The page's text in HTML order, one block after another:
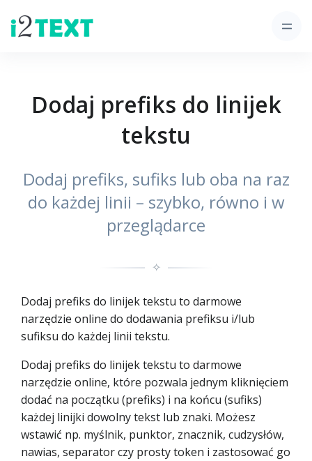
Dodaj prefiks do linijek
tekstu
Dodaj prefiks, sufiks lub oba na raz
do każdej linii – szybko, równo i w
przeglądarce
✧
Dodaj prefiks do linijek tekstu to darmowe
narzędzie online do dodawania prefiksu i/lub
sufiksu do każdej linii tekstu.
Dodaj prefiks do linijek tekstu to darmowe
narzędzie online, które pozwala jednym kliknięciem
dodać na początku (prefiks) i na końcu (sufiks)
każdej linijki dowolny tekst lub znaki. Możesz
wstawić np. myślnik, punktor, znacznik, cudzysłów,
nawias, separator czy prosty token i zastosować go